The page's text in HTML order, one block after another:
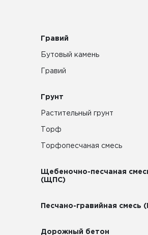
Гравий
Бутовый камень
Гравий
Грунт
Растительный грунт
Торф
Торфопесчаная смесь
Щебеночно-песчаная
(ЩПС)
Песчано-гравийная смесь
Дорожный бетон